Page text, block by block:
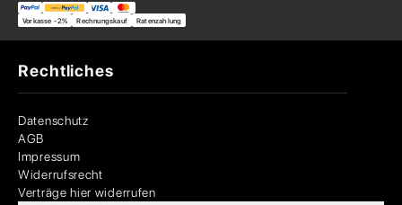
Vorkasse -2% Rechnungskauf Ratenzahlung
Rechtliches
Datenschutz
AGB
Impressum
Widerrufsrecht
Verträge hier widerrufen